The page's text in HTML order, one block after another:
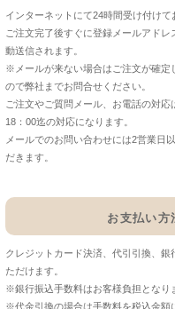
インターネットにて24時間受け付けて
ご注文完了後すぐに登録メールアドレ
動送信されます。
※メールが来ない場合はご注文が確定
ので弊社までお問合せください。
ご注文やご質問メール、お電話の対応
18：00迄の対応になります。
メールでのお問い合わせには2営業日
だきます。
お支払い方
クレジットカード決済、代引引換、
ただけます。
※銀行振込手数料はお客様負担となり
※代金引換の場合は手数料を税込金額